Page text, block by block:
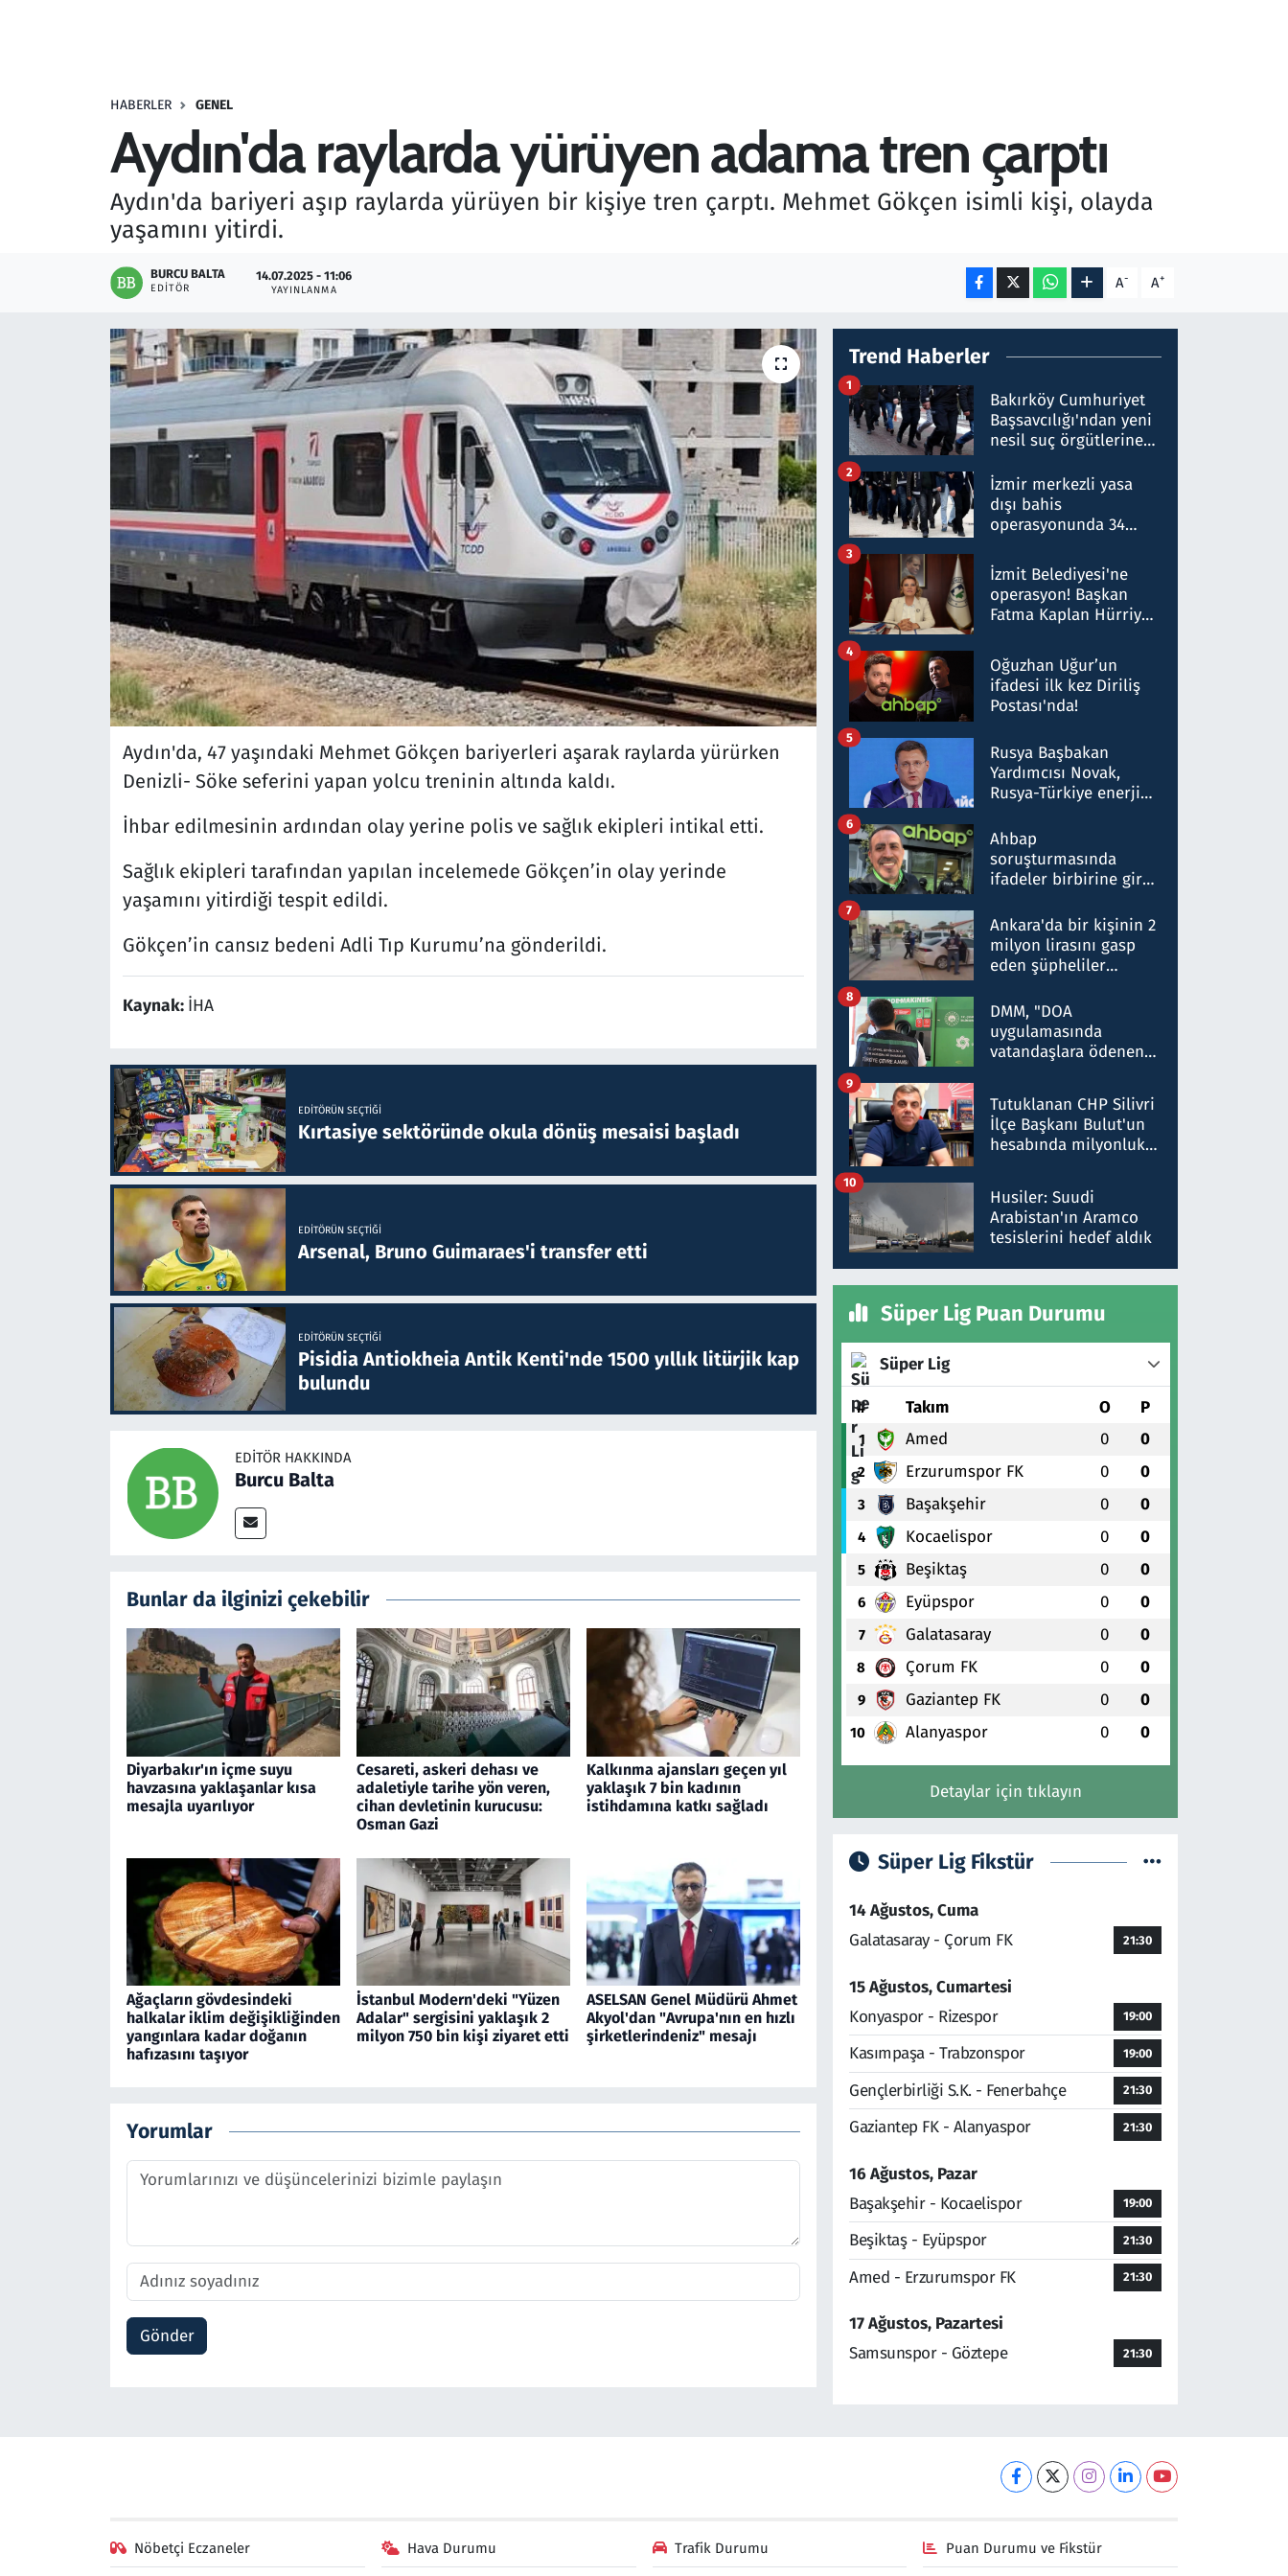
HABERLER GENEL
Aydın'da raylarda yürüyen adama tren çarptı
Aydın'da bariyeri aşıp raylarda yürüyen bir kişiye tren çarptı. Mehmet Gökçen isimli kişi, olayda
yaşamını yitirdi.
BURCU BALTA
EDITÖR
14.07.2025 - 11:06
YAYINLANMA A- A+
Aydın'da, 47 yaşındaki Mehmet Gökçen bariyerleri aşarak raylarda yürürken
Denizli- Söke seferini yapan yolcu treninin altında kaldı.
İhbar edilmesinin ardından olay yerine polis ve sağlık ekipleri intikal etti.
Sağlık ekipleri tarafından yapılan incelemede Gökçen’in olay yerinde
yaşamını yitirdiği tespit edildi.
Gökçen’in cansız bedeni Adli Tıp Kurumu’na gönderildi.
Kaynak: İHA
EDITÖRÜN SEÇTIĞI
Kırtasiye sektöründe okula dönüş mesaisi başladı
EDITÖRÜN SEÇTIĞI
Arsenal, Bruno Guimaraes'i transfer etti
EDITÖRÜN SEÇTIĞI
Pisidia Antiokheia Antik Kenti'nde 1500 yıllık litürjik kap
bulundu
EDITÖR HAKKINDA
Burcu Balta
Bunlar da ilginizi çekebilir
Diyarbakır'ın içme suyu
havzasına yaklaşanlar kısa
mesajla uyarılıyor
Cesareti, askeri dehası ve
adaletiyle tarihe yön veren,
cihan devletinin kurucusu:
Osman Gazi
Kalkınma ajansları geçen yıl
yaklaşık 7 bin kadının
istihdamına katkı sağladı
Ağaçların gövdesindeki
halkalar iklim değişikliğinden
yangınlara kadar doğanın
hafızasını taşıyor
İstanbul Modern'deki "Yüzen
Adalar" sergisini yaklaşık 2
milyon 750 bin kişi ziyaret etti
ASELSAN Genel Müdürü Ahmet
Akyol'dan "Avrupa'nın en hızlı
şirketlerindeniz" mesajı
Yorumlar
Gönder
Trend Haberler
Bakırköy Cumhuriyet
Başsavcılığı'ndan yeni
nesil suç örgütlerine
hakkında gözaltı kararı
1
İzmir merkezli yasa
dışı bahis
operasyonunda 34
Milyar liralık para
trafiği tespit edildi
2
İzmit Belediyesi'ne
operasyon! Başkan
Fatma Kaplan Hürriyet
3
Oğuzhan Uğur’un
ifadesi ilk kez Diriliş
Postası'nda!
4
Rusya Başbakan
Yardımcısı Novak,
Rusya-Türkiye enerji
nitelikte olduğunu
belirtti
5
Ahbap
soruşturmasında
ifadeler birbirine girdi:
ifadelerinden ortaya
çıkan tablo şok etti
6
Ankara'da bir kişinin 2
milyon lirasını gasp
eden şüpheliler
7
DMM, "DOA
uygulamasında
vatandaşlara ödenen
düşürüldüğü" iddiasını
yalanladı
8
Tutuklanan CHP Silivri
İlçe Başkanı Bulut'un
hesabında milyonluk
talimat verdi, ben
gönderdim
9
Husiler: Suudi
Arabistan'ın Aramco
tesislerini hedef aldık
10
Süper Lig Puan Durumu
Süper Lig
# Takım O P
1 Amed 0 0
2 Erzurumspor FK 0 0
3 Başakşehir 0 0
4 Kocaelispor 0 0
5 Beşiktaş 0 0
6 Eyüpspor 0 0
7 Galatasaray 0 0
8 Çorum FK 0 0
9 Gaziantep FK 0 0
10 Alanyaspor 0 0
Detaylar için tıklayın
Süper Lig Fikstür
14 Ağustos, Cuma
Galatasaray - Çorum FK
21:30
15 Ağustos, Cumartesi
Konyaspor - Rizespor
19:00
Kasımpaşa - Trabzonspor 19:00
Gençlerbirliği S.K. - Fenerbahçe 21:30
Gaziantep FK - Alanyaspor 21:30
16 Ağustos, Pazar
Başakşehir - Kocaelispor
19:00
Beşiktaş - Eyüpspor 21:30
Amed - Erzurumspor FK 21:30
17 Ağustos, Pazartesi
Samsunspor - Göztepe
21:30
Nöbetçi Eczaneler Hava Durumu Trafik Durumu Puan Durumu ve Fikstür
Savunma Sanayi
Seçim 2023
Teknoloji ve Bilim
Televizyon